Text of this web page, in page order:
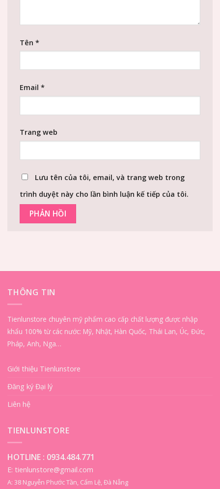
Tên *
Email *
Trang web
Lưu tên của tôi, email, và trang web trong
trình duyệt này cho lần bình luận kế tiếp của tôi.
THÔNG TIN
Tienlunstore chuyên mỹ phẩm cao cấp chất lượng được nhập
khẩu 100% từ các nước: Mỹ, Nhật, Hàn Quốc, Thái Lan, Úc, Đức,
Pháp, Anh, Nga…
Giới thiệu Tienlunstore
Đăng ký Đại lý
Liên hệ
TIENLUNSTORE
HOTLINE : 0934.484.771
E: tienlunstore@gmail.com
A: 38 Nguyễn Phước Tần, Cẩm Lệ, Đà Nẵng